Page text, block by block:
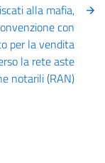
alla mafia,
con
per la vendita
la rete aste
notarili (RAN)